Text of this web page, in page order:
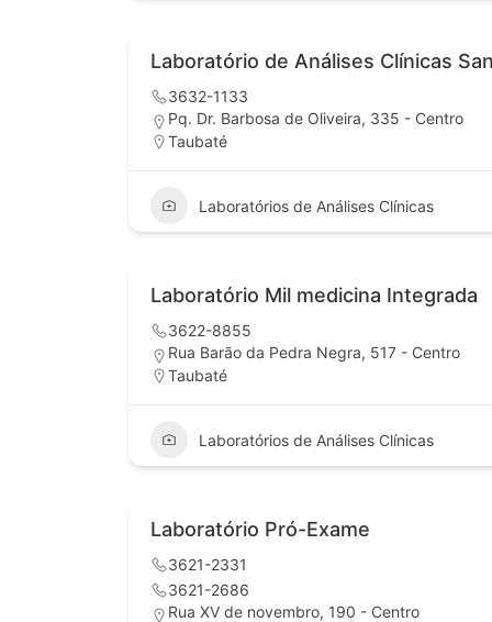
Laboratório de Análises Clínicas
3632-1133
Pq. Dr. Barbosa de Oliveira, 335 - Centro
Taubaté
Laboratórios de Análises Clínicas
Laboratório Mil medicina Integrada
3622-8855
Rua Barão da Pedra Negra, 517 - Centro
Taubaté
Laboratórios de Análises Clínicas
Laboratório Pró-Exame
3621-2331
3621-2686
Rua XV de novembro, 190 - Centro